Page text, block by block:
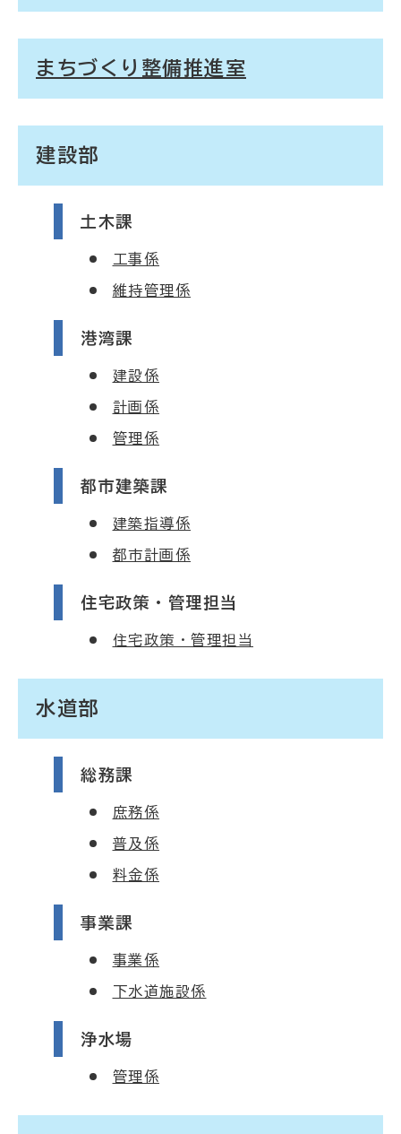
まちづくり整備推進室
建設部
土木課
工事係
維持管理係
港湾課
建設係
計画係
管理係
都市建築課
建築指導係
都市計画係
住宅政策・管理担当
住宅政策・管理担当
水道部
総務課
庶務係
普及係
料金係
事業課
事業係
下水道施設係
浄水場
管理係